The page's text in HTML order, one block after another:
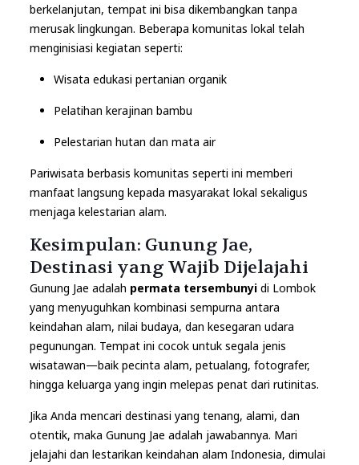
berkelanjutan, tempat ini bisa dikembangkan tanpa
merusak lingkungan. Beberapa komunitas lokal telah
menginisiasi kegiatan seperti:
Wisata edukasi pertanian organik
Pelatihan kerajinan bambu
Pelestarian hutan dan mata air
Pariwisata berbasis komunitas seperti ini memberi
manfaat langsung kepada masyarakat lokal sekaligus
menjaga kelestarian alam.
Kesimpulan: Gunung Jae,
Destinasi yang Wajib Dijelajahi
Gunung Jae adalah permata tersembunyidi Lombok
yang menyuguhkan kombinasi sempurna antara
keindahan alam, nilai budaya, dan kesegaran udara
pegunungan. Tempat ini cocok untuk segala jenis
wisatawan—baik pecinta alam, petualang, fotografer,
hingga keluarga yang ingin melepas penat dari rutinitas.
Jika Anda mencari destinasi yang tenang, alami, dan
otentik, maka Gunung Jae adalah jawabannya. Mari
jelajahi dan lestarikan keindahan alam Indonesia, dimulai